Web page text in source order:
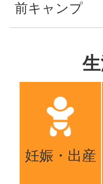
前キャンプ
妊娠・出産